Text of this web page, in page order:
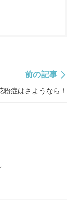
前の記事
粉症はさようなら！